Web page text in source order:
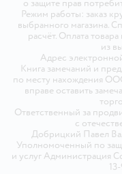
о защите прав
Режим работы: заказ
выбранного магазина.
расчёт. Оплата
из
Адрес
Книга замечаний и
по месту нахождения
вправе оставить
Ответственный за
с
Добрицкий Павел
Уполномоченный по
и услуг Администрация